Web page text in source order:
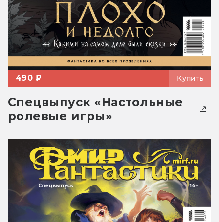
490 ₽ Купить
Спецвыпуск «Настольные
ролевые игры»